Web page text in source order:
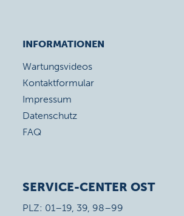
INFORMATIONEN
Wartungsvideos
Kontaktformular
Impressum
Datenschutz
FAQ
SERVICE-CENTER OST
PLZ: 01–19, 39, 98–99